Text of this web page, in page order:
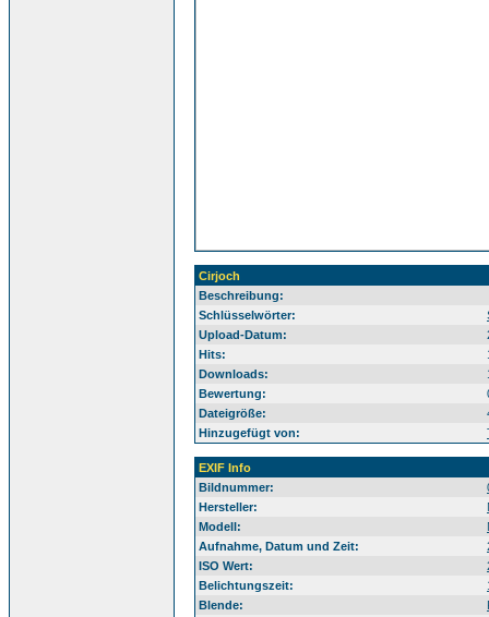
Cirjoch
Beschreibung:
Schlüsselwörter:
Upload-Datum:
Hits:
Downloads:
Bewertung:
Dateigröße:
Hinzugefügt von:
EXIF Info
Bildnummer:
Hersteller:
Modell:
Aufnahme, Datum und Zeit:
ISO Wert:
Belichtungszeit:
Blende: